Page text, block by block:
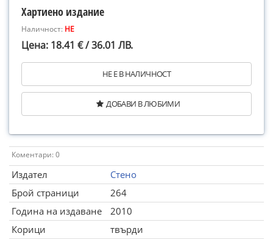
Хартиено издание
Наличност: НЕ
Цена: 18.41 € / 36.01 ЛВ.
НЕ Е В НАЛИЧНОСТ
ДОБАВИ В ЛЮБИМИ
Коментари: 0
Издател
Стено
Брой страници
264
Година на издаване
2010
Корици
твърди